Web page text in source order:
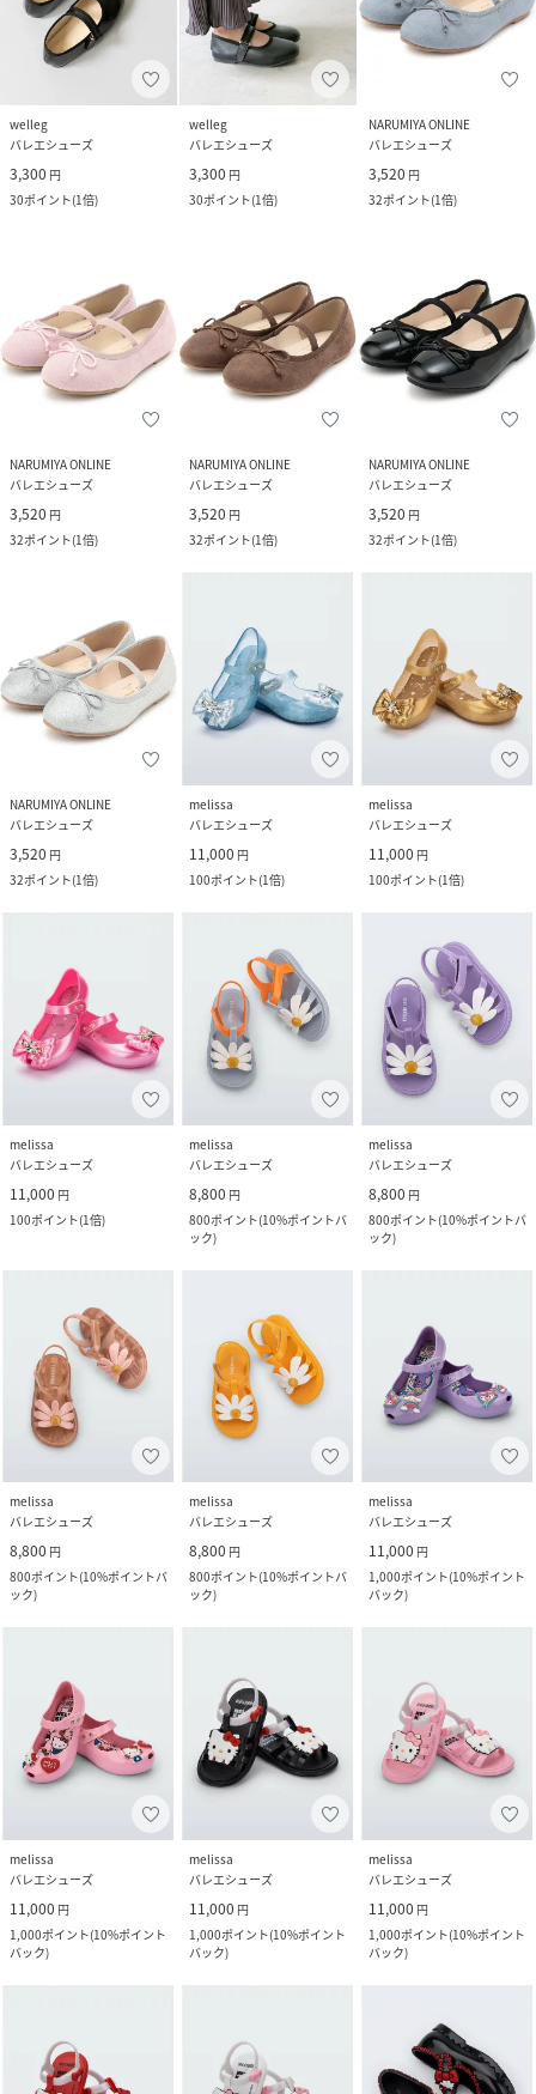
welleg
バレエシューズ
3,300 円
30ポイント(1倍)
welleg
バレエシューズ
3,300 円
30ポイント(1倍)
NARUMIYA ONLINE
バレエシューズ
3,520 円
32ポイント(1倍)
NARUMIYA ONLINE
バレエシューズ
3,520 円
32ポイント(1倍)
NARUMIYA ONLINE
バレエシューズ
3,520 円
32ポイント(1倍)
NARUMIYA ONLINE
バレエシューズ
3,520 円
32ポイント(1倍)
NARUMIYA ONLINE
バレエシューズ
3,520 円
32ポイント(1倍)
melissa
バレエシューズ
11,000 円
100ポイント(1倍)
melissa
バレエシューズ
11,000 円
100ポイント(1倍)
melissa
バレエシューズ
11,000 円
100ポイント(1倍)
melissa
バレエシューズ
8,800 円
800ポイント(10%ポイントバ
ック)
melissa
バレエシューズ
8,800 円
800ポイント(10%ポイントバ
ック)
melissa
バレエシューズ
8,800 円
800ポイント(10%ポイントバ
ック)
melissa
バレエシューズ
8,800 円
800ポイント(10%ポイントバ
ック)
melissa
バレエシューズ
11,000 円
1,000ポイント(10%ポイント
バック)
melissa
バレエシューズ
11,000 円
1,000ポイント(10%ポイント
バック)
melissa
バレエシューズ
11,000 円
1,000ポイント(10%ポイント
バック)
melissa
バレエシューズ
11,000 円
1,000ポイント(10%ポイント
バック)